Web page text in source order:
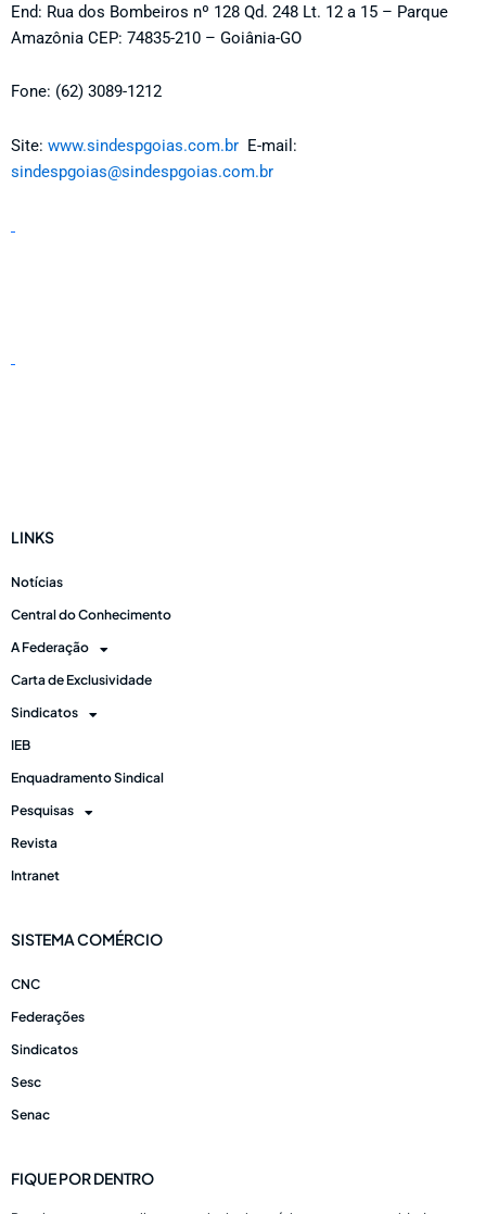
End: Rua dos Bombeiros nº 128 Qd. 248 Lt. 12 a 15 – Parque
Amazônia CEP: 74835-210 – Goiânia-GO
Fone: (62) 3089-1212
Site: www.sindespgoias.com.br E-mail:
sindespgoias@sindespgoias.com.br
LINKS
Notícias
Central do Conhecimento
A Federação
Carta de Exclusividade
Sindicatos
IEB
Enquadramento Sindical
Pesquisas
Revista
Intranet
SISTEMA COMÉRCIO
CNC
Federações
Sindicatos
Sesc
Senac
FIQUE POR DENTRO